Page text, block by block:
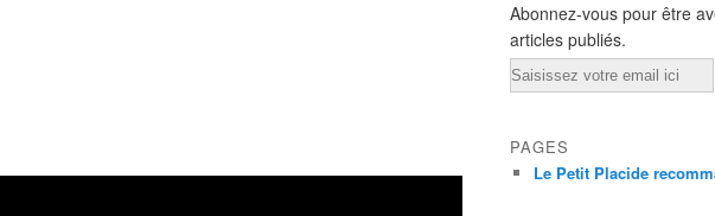
Abonnez-vous pour être
articles publiés.
Email
PAGES
Le Petit Placide